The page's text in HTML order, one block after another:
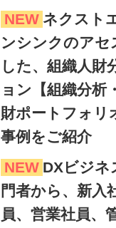
NEW ネクスト
ンシンクのアセ
した、組織人財
ョン【組織分析
財ポートフォリ
事例をご紹介
NEW DXビジ
門者から、新入
員、営業社員、